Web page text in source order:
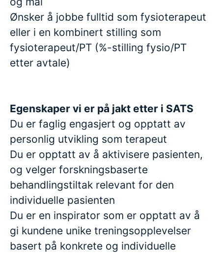
Ønsker å jobbe fulltid som fysioterapeut
eller i en kombinert stilling som
fysioterapeut/PT (%-stilling fysio/PT
etter avtale)
Egenskaper vi er på jakt etter i SATS
Du er faglig engasjert og opptatt av
personlig utvikling som terapeut
Du er opptatt av å aktivisere pasienten,
og velger forskningsbaserte
behandlingstiltak relevant for den
individuelle pasienten
Du er en inspirator som er opptatt av å
gi kundene unike treningsopplevelser
basert på konkrete og individuelle